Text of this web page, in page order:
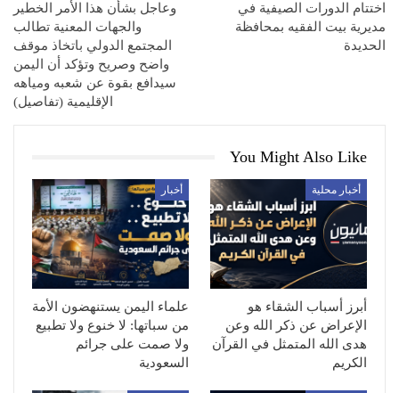
اختتام الدورات الصيفية في
مديرية بيت الفقيه بمحافظة
الحديدة
وعاجل بشأن هذا الأمر الخطير
والجهات المعنية تطالب
المجتمع الدولي باتخاذ موقف
واضح وصريح وتؤكد أن اليمن
سيدافع بقوة عن شعبه ومياهه
الإقليمية (تفاصيل)
You Might Also Like
أخبار محلية
أبرز أسباب الشقاء هو
الإعراض عن ذكر الله وعن
هدى الله المتمثل في القرآن
الكريم
أخبار
علماء اليمن يستنهضون الأمة
من سباتها: لا خنوع ولا تطبيع
ولا صمت على جرائم
السعودية